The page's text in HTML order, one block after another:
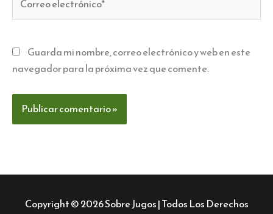
electrónico*
Guarda mi nombre, correo electrónico y web en este
navegador para la próxima vez que comente.
Copyright © 2026Sobre Jugos| Todos Los Derechos